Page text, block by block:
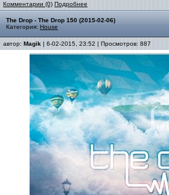
Комментарии (0) Подробнее
The Drop - The Drop 150 (2015-02-06)
Категория: House
автор: Magik | 6-02-2015, 23:52 | Просмотров: 887